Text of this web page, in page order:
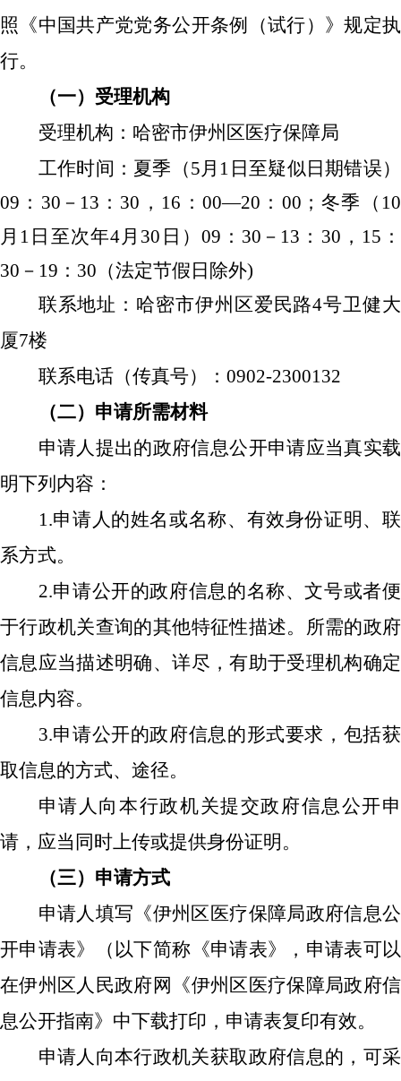
照《中国共产党党务公开条例（试行）》规定执
行。
（一）受理机构
受理机构：哈密市伊州区医疗保障局
工作时间：夏季（5月1日至疑似日期错误）
09：30－13：30，16：00—20：00；冬季（10
月1日至次年4月30日）09：30－13：30，15：
30－19：30（法定节假日除外)
联系地址：哈密市伊州区爱民路4号卫健大
厦7楼
联系电话（传真号）： 0902-2300132
（二）申请所需材料
申请人提出的政府信息公开申请应当真实载
明下列内容：
1.申请人的姓名或名称、有效身份证明、联
系方式。
2.申请公开的政府信息的名称、文号或者便
于行政机关查询的其他特征性描述。所需的政府
信息应当描述明确、详尽，有助于受理机构确定
信息内容。
3.申请公开的政府信息的形式要求，包括获
取信息的方式、途径。
申请人向本行政机关提交政府信息公开申
请，应当同时上传或提供身份证明。
（三）申请方式
申请人填写《伊州区医疗保障局政府信息公
开申请表》（以下简称《申请表》，申请表可以
在伊州区人民政府网
《伊州区医疗保障局政府信
息公开指南》中下载打印， 申请表复印有效。
申请人向本行政机关获取政府信息的，可采